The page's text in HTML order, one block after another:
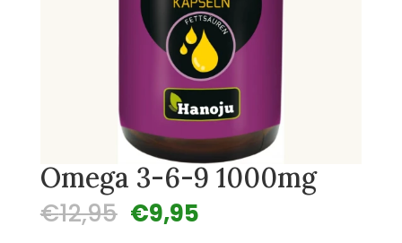
Omega 3-6-9 1000mg
€12,95 Oorspronkelijke
prijs
€9,95Huidige